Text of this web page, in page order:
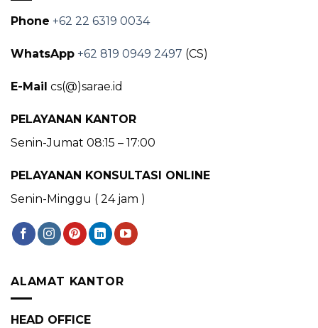
Phone +62 22 6319 0034
WhatsApp +62 819 0949 2497 (CS)
E-Mail cs(@)sarae.id
PELAYANAN KANTOR
Senin-Jumat 08:15 – 17:00
PELAYANAN KONSULTASI ONLINE
Senin-Minggu ( 24 jam )
ALAMAT KANTOR
HEAD OFFICE